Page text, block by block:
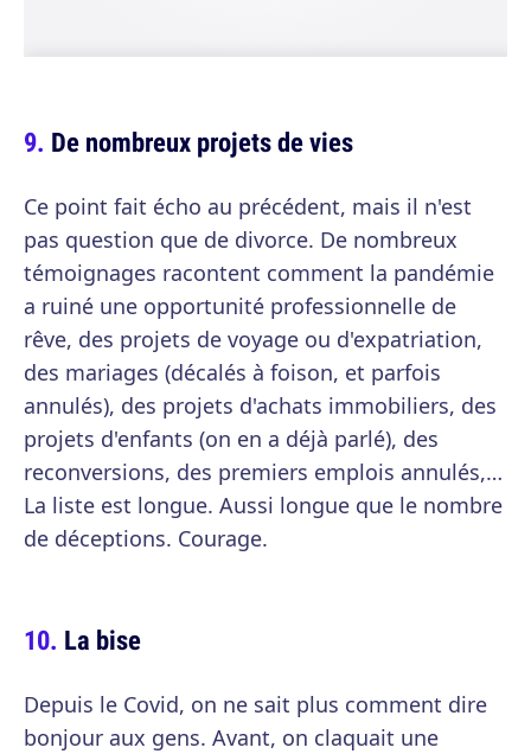
De nombreux projets de vies
Ce point fait écho au précédent, mais il n'est
pas question que de divorce. De nombreux
témoignages racontent comment la pandémie
a ruiné une opportunité professionnelle de
rêve, des projets de voyage ou d'expatriation,
des mariages (décalés à foison, et parfois
annulés), des projets d'achats immobiliers, des
projets d'enfants (on en a déjà parlé), des
reconversions, des premiers emplois annulés,…
La liste est longue. Aussi longue que le nombre
de déceptions. Courage.
La bise
Depuis le Covid, on ne sait plus comment dire
bonjour aux gens. Avant, on claquait une